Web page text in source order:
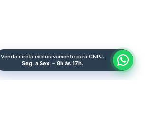
Venda direta exclusivamente para CNPJ.
Seg. a Sex. – 8h às 17h.
Quero Ser Make